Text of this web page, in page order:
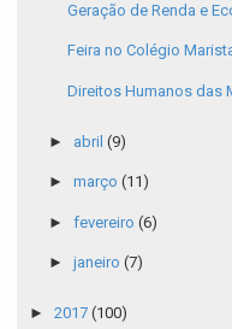
Geração de Renda e
Feira no Colégio
Direitos Humanos das
► abril (9)
► março (11)
► fevereiro (6)
► janeiro (7)
► 2017 (100)